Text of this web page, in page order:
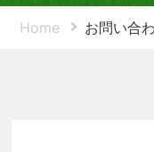
Home お問い合